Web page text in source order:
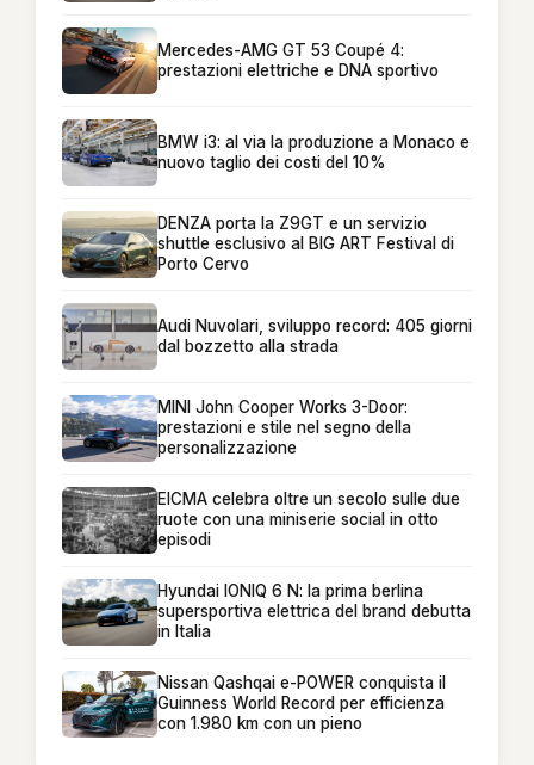
Mercedes-AMG GT 53 Coupé 4:
prestazioni elettriche e DNA sportivo
BMW i3: al via la produzione a Monaco e
nuovo taglio dei costi del 10%
DENZA porta la Z9GT e un servizio
shuttle esclusivo al BIG ART Festival di
Porto Cervo
Audi Nuvolari, sviluppo record: 405 giorni
dal bozzetto alla strada
MINI John Cooper Works 3-Door:
prestazioni e stile nel segno della
personalizzazione
EICMA celebra oltre un secolo sulle due
ruote con una miniserie social in otto
episodi
Hyundai IONIQ 6 N: la prima berlina
supersportiva elettrica del brand debutta
in Italia
Nissan Qashqai e-POWER conquista il
Guinness World Record per efficienza
con 1.980 km con un pieno